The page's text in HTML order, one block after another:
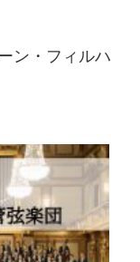
ン・フィルハ